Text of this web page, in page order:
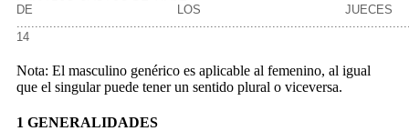
DE LOS JUECES
14
Nota: El masculino genérico es aplicable al femenino, al igual
que el singular puede tener un sentido plural o viceversa.
1 GENERALIDADES